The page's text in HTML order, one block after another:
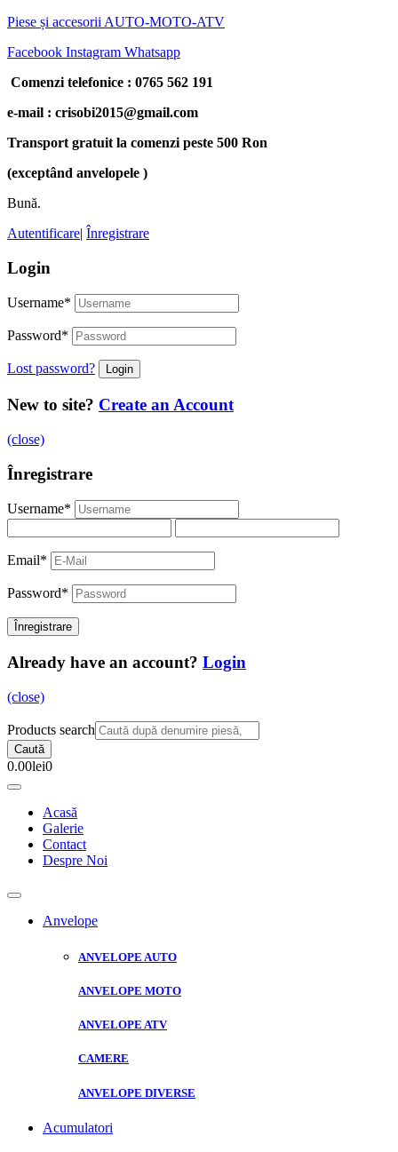
Piese și accesorii AUTO-MOTO-ATV
Facebook Instagram Whatsapp
Comenzi telefonice : 0765 562 191
e-mail : crisobi2015@gmail.com
Transport gratuit la comenzi peste 500 Ron
(exceptând anvelopele )
Bună.
Autentificare| Înregistrare
Login
Username*
Password*
Lost password?
New to site? Create an Account
(close)
Înregistrare
Username*
Email*
Password*
Already have an account? Login
(close)
Products search
Caută
0.00lei0
Acasă
Galerie
Contact
Despre Noi
Anvelope
ANVELOPE AUTO
ANVELOPE MOTO
ANVELOPE ATV
CAMERE
ANVELOPE DIVERSE
Acumulatori